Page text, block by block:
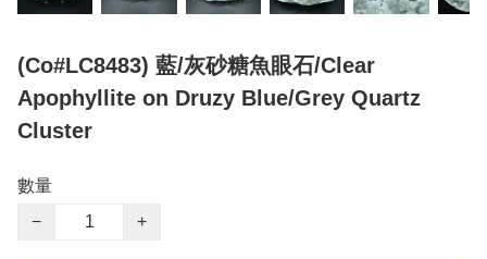
(Co#LC8483) 藍/灰砂糖魚眼石/Clear
Apophyllite on Druzy Blue/Grey Quartz
Cluster
數量
−
+